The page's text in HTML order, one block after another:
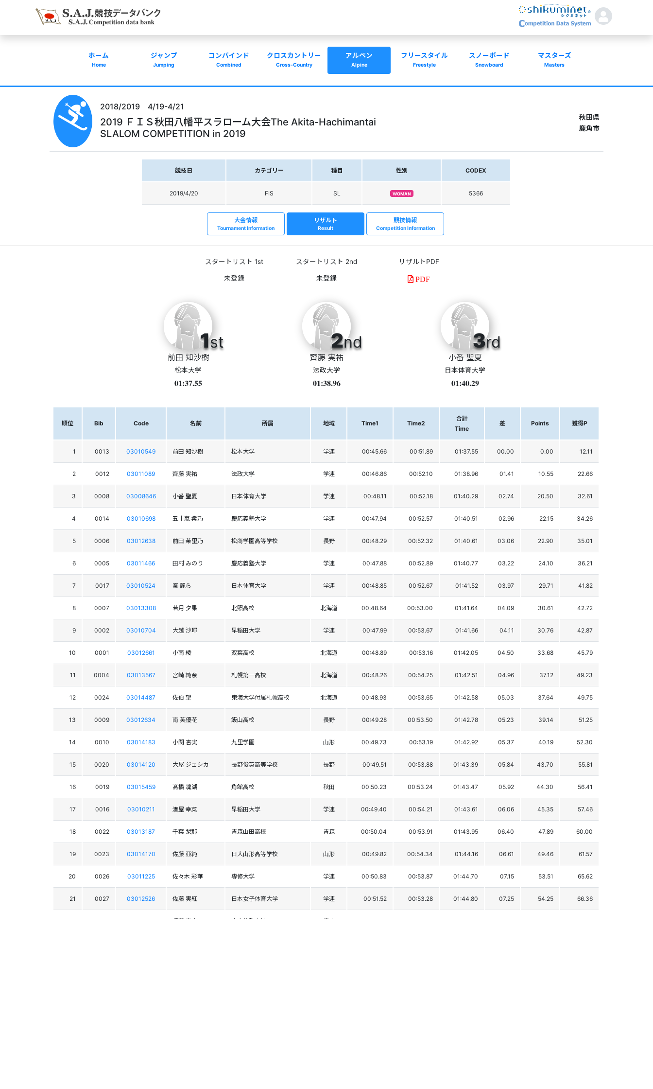
ホーム
Home
ジャンプ
Jumping
コンバインド
Combined
クロスカントリー
Cross-Country
アルペン
Alpine
フリースタイル
Freestyle
スノーボード
Snowboard
マスターズ
Masters
2018/2019 4/19-4/21
2019 ＦＩＳ秋田八幡平スラローム大会The Akita-Hachimantai
SLALOM COMPETITION in 2019
秋田県
鹿角市
競技日 カテゴリー 種目 性別 CODEX
2019/4/20 FIS SL WOMAN 5366
大会情報
Tournament Information
リザルト
Result
競技情報
Competition Information
スタートリスト 1st スタートリスト 2nd リザルトPDF
PDF
1st
前田 知沙樹
松本大学
01:37.55
2nd
齊藤 実祐
法政大学
01:38.96
3rd
小番 聖夏
日本体育大学
01:40.29
順位 Bib Code 名前 所属 地域 Time1 Time2
合計
Time
差 Points 獲得P
1 0013 03010549 前田 知沙樹 松本大学 学連 00:45.66 00:51.89 01:37.55 00.00 0.00 12.11
2 0012 03011089 齊藤 実祐 法政大学 学連 00:46.86 00:52.10 01:38.96 01.41 10.55 22.66
3 0008 03008646 小番 聖夏 日本体育大学 学連 00:48.11 00:52.18 01:40.29 02.74 20.50 32.61
4 0014 03010698 五十嵐 紫乃 慶応義塾大学 学連 00:47.94 00:52.57 01:40.51 02.96 22.15 34.26
5 0006 03012638 前田 茉里乃 松商学園高等学校 長野 00:48.29 00:52.32 01:40.61 03.06 22.90 35.01
6 0005 03011466 田村 みのり 慶応義塾大学 学連 00:47.88 00:52.89 01:40.77 03.22 24.10 36.21
7 0017 03010524 秦 麗ら 日本体育大学 学連 00:48.85 00:52.67 01:41.52 03.97 29.71 41.82
8 0007 03013308 若月 夕果 北照高校 北海道 00:48.64 00:53.00 01:41.64 04.09 30.61 42.72
9 0002 03010704 大越 沙耶 早稲田大学 学連 00:47.99 00:53.67 01:41.66 04.11 30.76 42.87
10 0001 03012661 小南 綾 双葉高校 北海道 00:48.89 00:53.16 01:42.05 04.50 33.68 45.79
11 0004 03013567 宮崎 純奈 札幌第一高校 北海道 00:48.26 00:54.25 01:42.51 04.96 37.12 49.23
12 0024 03014487 佐伯 望 東海大学付属札幌高校 北海道 00:48.93 00:53.65 01:42.58 05.03 37.64 49.75
13 0009 03012634 南 芙優花 飯山高校 長野 00:49.28 00:53.50 01:42.78 05.23 39.14 51.25
14 0010 03014183 小関 杏実 九里学園 山形 00:49.73 00:53.19 01:42.92 05.37 40.19 52.30
15 0020 03014120 大屋 ジェシカ 長野俊英高等学校 長野 00:49.51 00:53.88 01:43.39 05.84 43.70 55.81
16 0019 03015459 髙橋 凜湖 角館高校 秋田 00:50.23 00:53.24 01:43.47 05.92 44.30 56.41
17 0016 03010211 湊屋 幸菜 早稲田大学 学連 00:49.40 00:54.21 01:43.61 06.06 45.35 57.46
18 0022 03013187 千葉 栞那 青森山田高校 青森 00:50.04 00:53.91 01:43.95 06.40 47.89 60.00
19 0023 03014170 佐藤 亜純 日大山形高等学校 山形 00:49.82 00:54.34 01:44.16 06.61 49.46 61.57
20 0026 03011225 佐々木 彩華 専修大学 学連 00:50.83 00:53.87 01:44.70 07.15 53.51 65.62
21 0027 03012526 佐藤 実紅 日本女子体育大学 学連 00:51.52 00:53.28 01:44.80 07.25 54.25 66.36
須藤 真央 東奥義塾高校 青森